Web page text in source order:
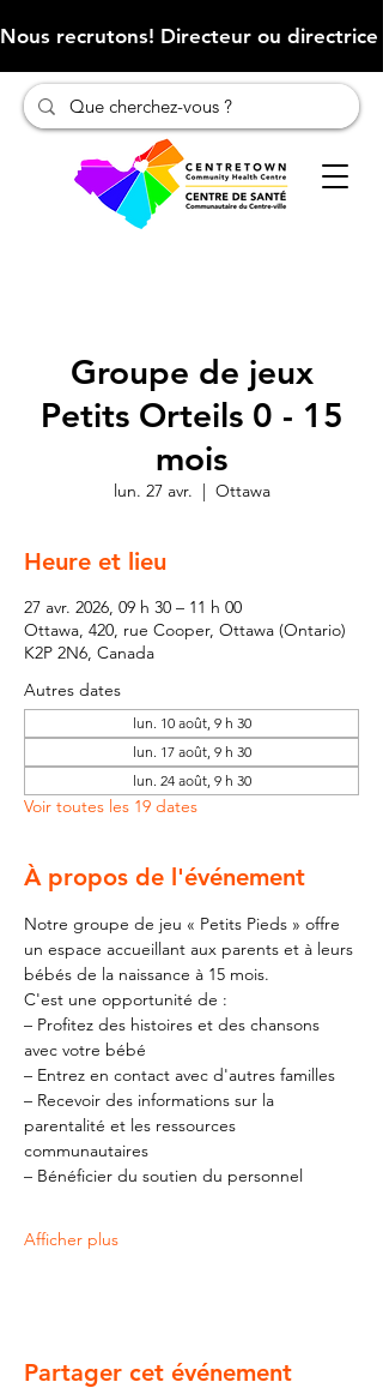
Nous recrutons! Directeur ou
Groupe de jeux
Petits Orteils 0 - 15
mois
lun. 27 avr.
  |
Ottawa
Heure et lieu
27 avr. 2026, 09 h 30 – 11 h 00
Ottawa, 420, rue Cooper, Ottawa (Ontario)
K2P 2N6, Canada
Autres dates
lun. 10 août, 9 h 30
lun. 17 août, 9 h 30
lun. 24 août, 9 h 30
Voir toutes les 19 dates
À propos de l'événement
Notre groupe de jeu « Petits Pieds » offre
un espace accueillant aux parents et à leurs
bébés de la naissance à 15 mois.
C'est une opportunité de :
– Profitez des histoires et des chansons
avec votre bébé
– Entrez en contact avec d'autres familles
– Recevoir des informations sur la
parentalité et les ressources
communautaires
– Bénéficier du soutien du personnel
Afficher plus
Partager cet événement